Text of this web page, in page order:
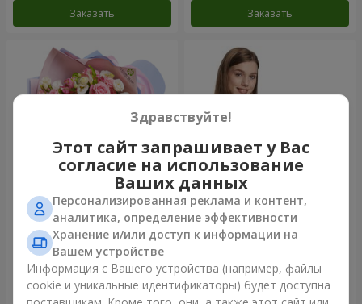
Заказать Заказать
Букет "Сказка моей жизни"
2 399 грн
Заказать
Корзина "Ангелочек"
Заказать
Здравствуйте!
Этот сайт запрашивает у Вас
согласие на использование
Ваших данных
Персонализированная реклама и контент,
аналитика, определение эффективности
Хранение и/или доступ к информации на
Вашем устройстве
Информация с Вашего устройства (например, файлы
cookie и уникальные идентификаторы) будет доступна